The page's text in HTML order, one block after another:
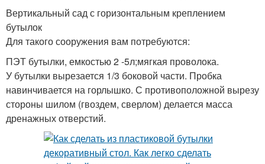
Вертикальный сад с горизонтальным креплением
бутылок
Для такого сооружения вам потребуются:
ПЭТ бутылки, емкостью 2 -5л;мягкая проволока.
У бутылки вырезается 1/3 боковой части. Пробка
навинчивается на горлышко. С противоположной вырезу
стороны шилом (гвоздем, сверлом) делается масса
дренажных отверстий.